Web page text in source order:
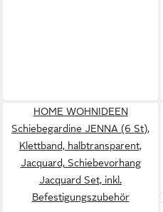
HOME WOHNIDEEN
Schiebegardine JENNA (6 St),
Klettband, halbtransparent,
Jacquard, Schiebevorhang
Jacquard Set, inkl.
Befestigungszubehör